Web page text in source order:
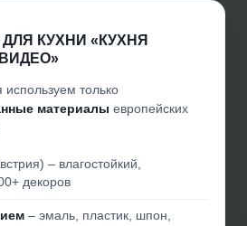
КУХНИ «КУХНЯ
ВИДЕО»
используем только
материалы европейских
– влагостойкий,
декоров
– эмаль, пластик, шпон,